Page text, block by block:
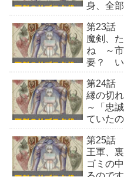
身、全
第23話
魔剣、
ね ～市
要？ い
第24話
縁の切
～「忠
ていた
第25話
王軍、
ゴミの